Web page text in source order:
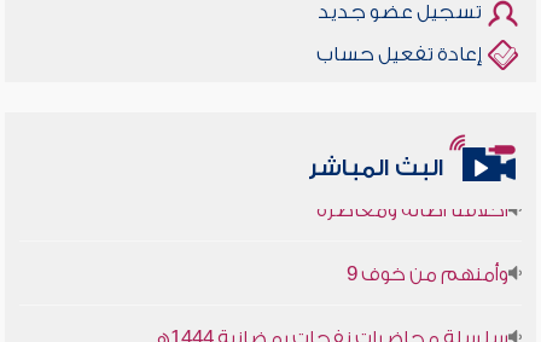
تسجيل عضو جديد
إعادة تفعيل حساب
البث المباشر
وأمنهم من خوف 9
سلسلة محاضرات نفحات رمضانية 1444هـ